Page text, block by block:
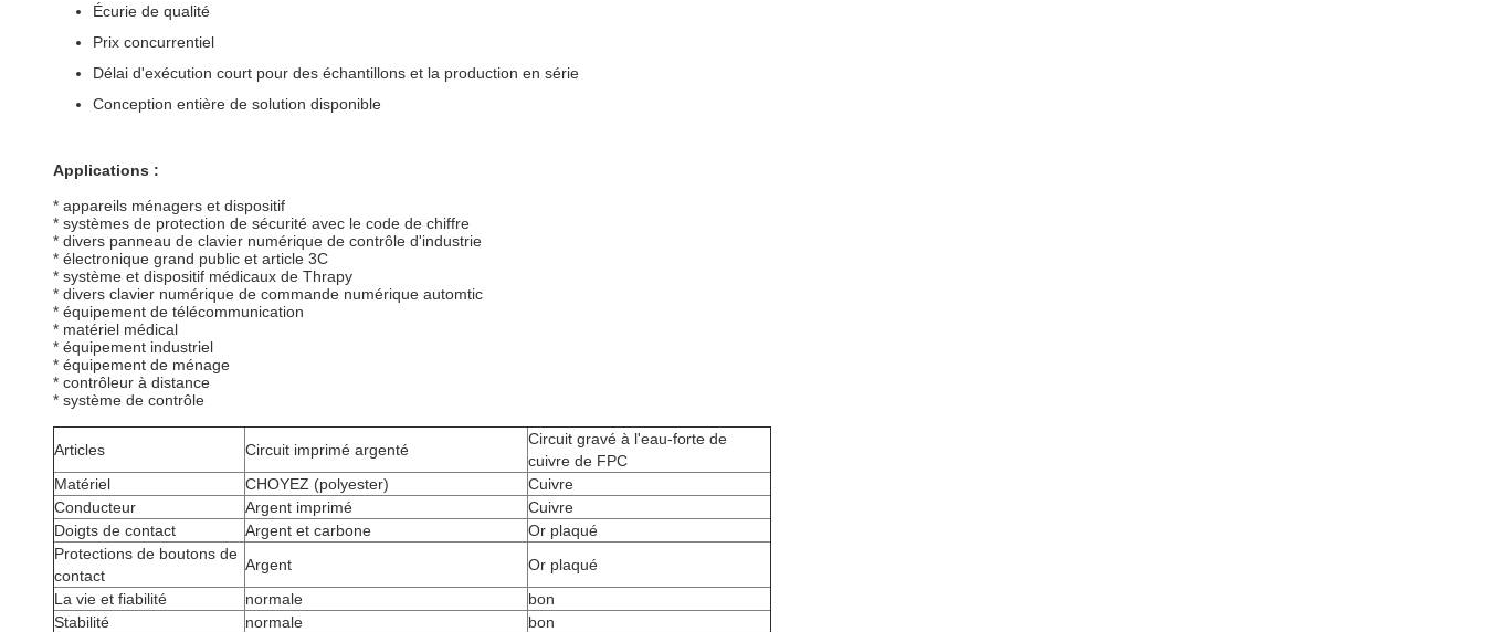
Écurie de qualité
Prix concurrentiel
Délai d'exécution court pour des échantillons et la production en série
Conception entière de solution disponible
Applications :
* appareils ménagers et dispositif
* systèmes de protection de sécurité avec le code de chiffre
* divers panneau de clavier numérique de contrôle d'industrie
* électronique grand public et article 3C
* système et dispositif médicaux de Thrapy
* divers clavier numérique de commande numérique automtic
* équipement de télécommunication
* matériel médical
* équipement industriel
* équipement de ménage
* contrôleur à distance
* système de contrôle
Articles Circuit imprimé argenté
Circuit gravé à l'eau-forte de
cuivre de FPC
Matériel
CHOYEZ (polyester)
Cuivre
Conducteur
Argent imprimé
Cuivre
Doigts de contact
Argent et carbone
Or plaqué
Protections de boutons de
contact
Argent
Or plaqué
La vie et fiabilité
normale
bon
Stabilité
normale
bon